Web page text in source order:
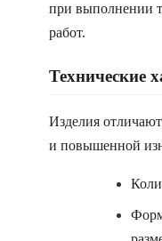
при выполнении
работ.
Технические
Изделия
и повышенной